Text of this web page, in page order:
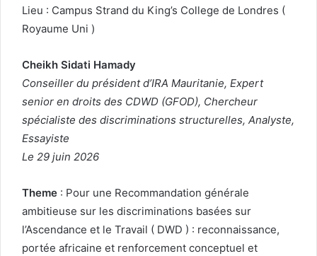
Lieu : Campus Strand du King’s College de Londres (
Royaume Uni )
Cheikh Sidati Hamady
Conseiller du président d’IRA Mauritanie, Expert
senior en droits des CDWD (GFOD), Chercheur
spécialiste des discriminations structurelles, Analyste,
Essayiste
Le 29 juin 2026
Theme : Pour une Recommandation générale
ambitieuse sur les discriminations basées sur
l’Ascendance et le Travail ( DWD ) : reconnaissance,
portée africaine et renforcement conceptuel et